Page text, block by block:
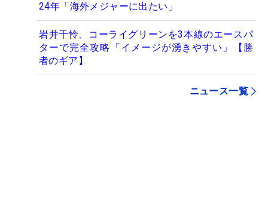
24年「海外メジャーに出たい」
岩井千怜、コーライグリーンを3本線のエースパ
ターで完全攻略「イメージが湧きやすい」【勝
者のギア】
ニュース一覧